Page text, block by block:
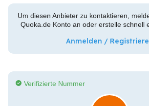
Um diesen Anbieter zu kontaktieren,
Quoka.de Konto an oder erstelle schnell
Anmelden /
Verifizierte Nummer